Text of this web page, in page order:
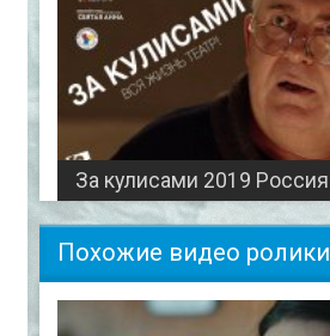
За кулисами 2019 Россия
Похожие видео ролики